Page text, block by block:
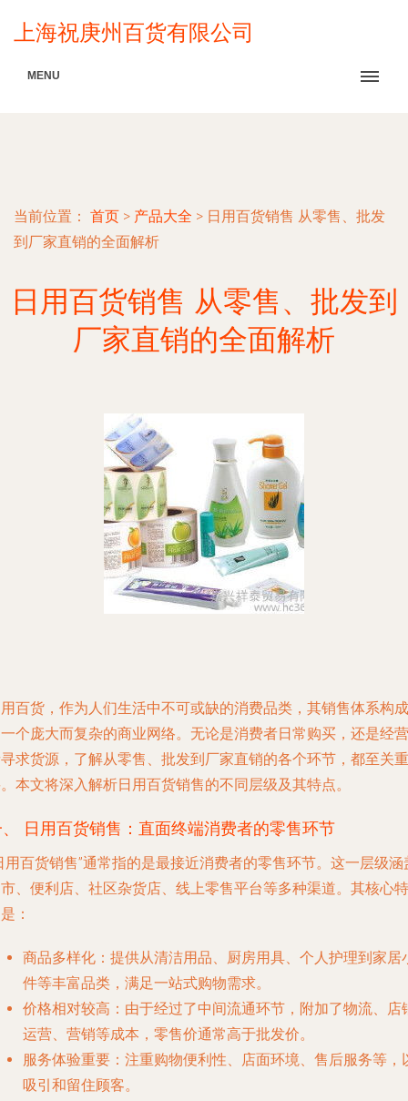
上海祝庚州百货有限公司
MENU
当前位置： 首页 > 产品大全 > 日用百货销售 从零售、批发
到厂家直销的全面解析
日用百货销售 从零售、批发到
厂家直销的全面解析
百货，作为人们生活中不可或缺的消费品类，其销售体系构成
个庞大而复杂的商业网络。无论是消费者日常购买，还是经营
求货源，了解从零售、批发到厂家直销的各个环节，都至关重
本文将深入解析日用百货销售的不同层级及其特点。
日用百货销售：直面终端消费者的零售环节
用百货销售”通常指的是最接近消费者的零售环节。这一层级涵
、便利店、社区杂货店、线上零售平台等多种渠道。其核心特
：
商品多样化 ：提供从清洁用品、厨房用具、个人护理到家居
件等丰富品类，满足一站式购物需求。
价格相对较高 ：由于经过了中间流通环节，附加了物流、店
运营、营销等成本，零售价通常高于批发价。
服务体验重要 ：注重购物便利性、店面环境、售后服务等，
吸引和留住顾客。